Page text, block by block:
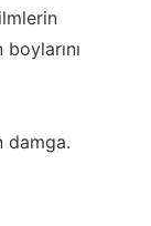
damga.